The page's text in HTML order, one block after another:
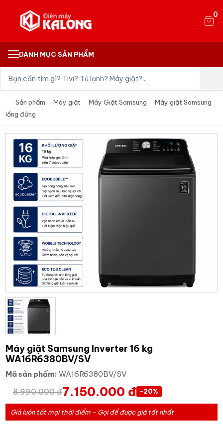
0
DANH MỤC SẢN PHẨM
Sản phẩm Máy giặt Máy Giặt Samsung
Máy giặt Samsung
lồng đứng
Máy giặt Samsung Inverter 16 kg
WA16R6380BV/SV
Mã sản phẩm:WA16R6380BV/SV
8.990.000 đ7.150.000 đ -20%
Giá luôn tốt mọi thời điểm - Gọi để được giá tốt nhất